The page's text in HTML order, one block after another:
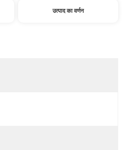
उत्पाद का वर्णन